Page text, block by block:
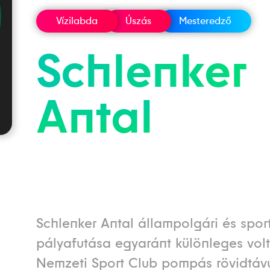
Vízilabda Úszás Mesteredző
Schlenker
Antal
Schlenker Antal állampolgári és
pályafutása egyaránt különleges
Nemzeti Sport Club pompás